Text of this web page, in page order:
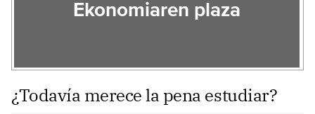
Ekonomiaren plaza
¿Todavía merece la pena estudiar?